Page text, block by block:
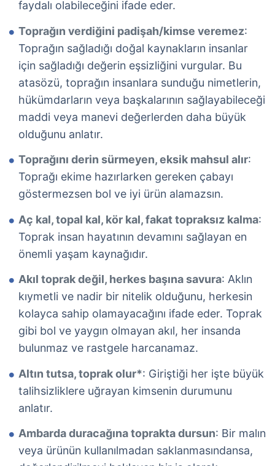
faydalı olabileceğini ifade eder.
Toprağın verdiğini padişah/kimse veremez:
Toprağın sağladığı doğal kaynakların insanlar
için sağladığı değerin eşsizliğini vurgular. Bu
atasözü, toprağın insanlara sunduğu nimetlerin,
hükümdarların veya başkalarının sağlayabileceği
maddi veya manevi değerlerden daha büyük
olduğunu anlatır.
Toprağını derin sürmeyen, eksik mahsul alır:
Toprağı ekime hazırlarken gereken çabayı
göstermezsen bol ve iyi ürün alamazsın.
Aç kal, topal kal, kör kal, fakat topraksız kalma:
Toprak insan hayatının devamını sağlayan en
önemli yaşam kaynağıdır.
Akıl toprak değil, herkes başına savura: Aklın
kıymetli ve nadir bir nitelik olduğunu, herkesin
kolayca sahip olamayacağını ifade eder. Toprak
gibi bol ve yaygın olmayan akıl, her insanda
bulunmaz ve rastgele harcanamaz.
Altın tutsa, toprak olur*: Giriştiği her işte büyük
talihsizliklere uğrayan kimsenin durumunu
anlatır.
Ambarda duracağına toprakta dursun: Bir malın
veya ürünün kullanılmadan saklanmasındansa,